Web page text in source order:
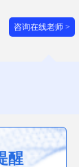
咨询在线老师 >
醒